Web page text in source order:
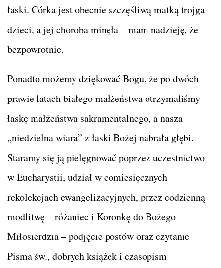
łaski. Córka jest obecnie szczęśliwą matką trojga
dzieci, a jej choroba minęła – mam nadzieję, że
bezpowrotnie.
Ponadto możemy dziękować Bogu, że po dwóch
prawie latach białego małżeństwa otrzymaliśmy
łaskę małżeństwa sakramentalnego, a nasza
„niedzielna wiara” z łaski Bożej nabrała głębi.
Staramy się ją pielęgnować poprzez uczestnictwo
w Eucharystii, udział w comiesięcznych
rekolekcjach ewangelizacyjnych, przez codzienną
modlitwę – różaniec i Koronkę do Bożego
Miłosierdzia – podjęcie postów oraz czytanie
Pisma św., dobrych książek i czasopism